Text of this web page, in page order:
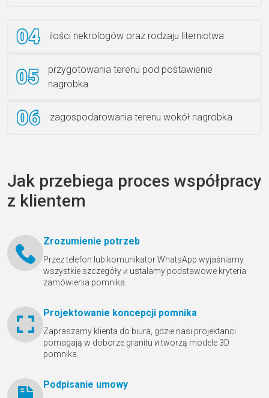
ilości nekrologów oraz rodzaju liternictwa
przygotowania terenu pod postawienie
nagrobka
zagospodarowania terenu wokół nagrobka
Jak przebiega proces współpracy
z klientem
Zrozumienie potrzeb
Przez telefon lub komunikator WhatsApp wyjaśniamy
wszystkie szczegóły и ustalamy podstawowe kryteria
zamówienia pomnika.
Projektowanie koncepcji pomnika
Zapraszamy klienta do biura, gdzie nasi projektanci
pomagają w doborze granitu и tworzą modele 3D
pomnika.
Podpisanie umowy